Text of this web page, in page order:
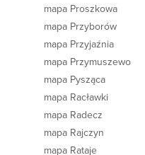
mapa Proszkowa
mapa Przyborów
mapa Przyjaźnia
mapa Przymuszewo
mapa Pysząca
mapa Racławki
mapa Radecz
mapa Rajczyn
mapa Rataje